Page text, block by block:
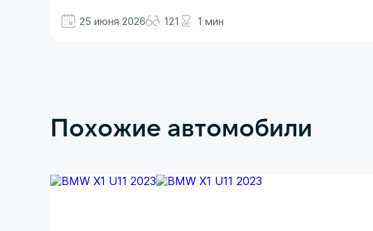
25 июня 2026 121 1 мин
Похожие автомобили